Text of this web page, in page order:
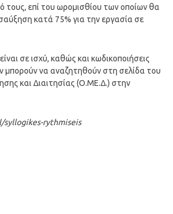
τους, επί του ωρομισθίου των οποίων θα
κατά 75% για την εργασία σε
σε ισχύ, καθώς και κωδικοποιήσεις
μπορούν να αναζητηθούν στη σελίδα του
και Διαιτησίας (Ο.ΜΕ.Δ.) στην
syllogikes-rythmiseis